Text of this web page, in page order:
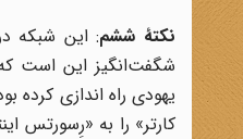
نکتۀ ششم: این شبکه
شگفت‌انگیز این است
کارتر» را به «رِسورتس